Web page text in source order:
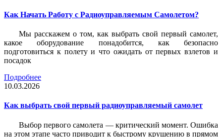
Как Начать Работу с Радиоуправляемым Самолетом?
Мы расскажем о том, как выбрать свой первый самолет,
какое оборудование понадобится, как безопасно
подготовиться к полету и что ожидать от первых взлетов и
посадок
Подробнее
10.03.2026
Как выбрать свой первый радиоуправляемый самолет
Выбор первого самолета — критический момент. Ошибка
на этом этапе часто приводит к быстрому крушению в прямом